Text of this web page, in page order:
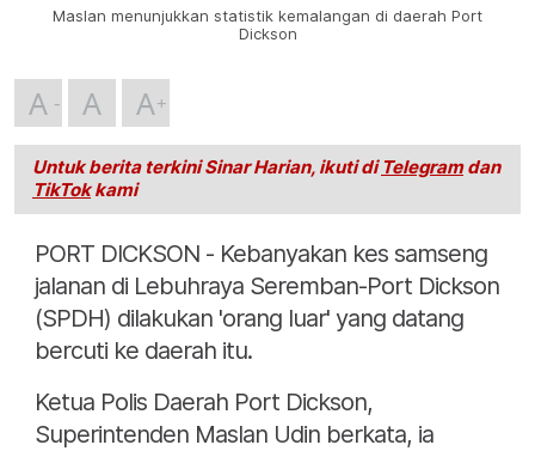
Maslan menunjukkan statistik kemalangan di daerah Port
Dickson
A A A
Untuk berita terkini Sinar Harian, ikuti di Telegramdan
TikTokkami
PORT DICKSON - Kebanyakan kes samseng
jalanan di Lebuhraya Seremban-Port Dickson
(SPDH) dilakukan 'orang luar' yang datang
bercuti ke daerah itu.
Ketua Polis Daerah Port Dickson,
Superintenden Maslan Udin berkata, ia